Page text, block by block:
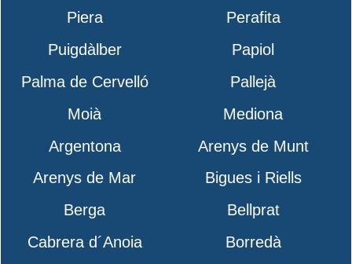
Piera
Perafita
Puigdàlber
Papiol
Palma de Cervelló
Pallejà
Moià
Mediona
Argentona
Arenys de Munt
Arenys de Mar
Bigues i Riells
Berga
Bellprat
Cabrera d´Anoia
Borredà